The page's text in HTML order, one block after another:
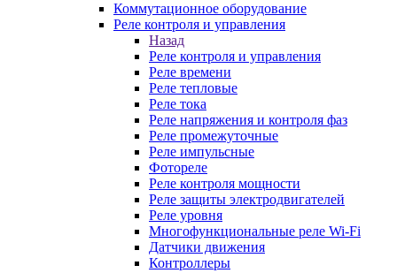
Коммутационное оборудование
Реле контроля и управления
Назад
Реле контроля и управления
Реле времени
Реле тепловые
Реле тока
Реле напряжения и контроля фаз
Реле промежуточные
Реле импульсные
Фотореле
Реле контроля мощности
Реле защиты электродвигателей
Реле уровня
Многофункциональные реле Wi-Fi
Датчики движения
Контроллеры